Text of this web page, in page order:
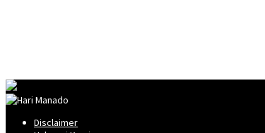
Disclaimer